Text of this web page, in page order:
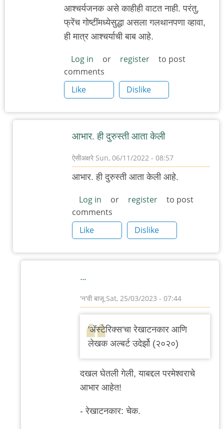
आश्चर्यजनक असे काहीही वाटत नाही. परंतु,
फ्रेंच गोष्टींमध्येसुद्धा असला गलथानपणा व्हावा,
ही मात्र आश्चर्याची बाब आहे.
Log in or register
to post
comments
Like
Dislike
आभार. ही दुरुस्ती आता केली
ऐसीअक्षरे Sun, 06/11/2022 - 08:57
गॉसिनी
by
'न'वी
बाजू
आभार. ही दुरुस्ती आता केली आहे.
Log in or register
to post
comments
Like
Dislike
…
'न'वी बाजूSat, 25/03/2023 - 07:44
reply
to
केली
'ॲस्टेरिक्स'चा रेखाटनकार आणि
लेखक अल्बर्ट उदेर्झो (२०२०)
दखल घेतली गेली, याबद्दल परमेश्वराचे
आभार आहेत!
- रेखाटनकार: चेक.